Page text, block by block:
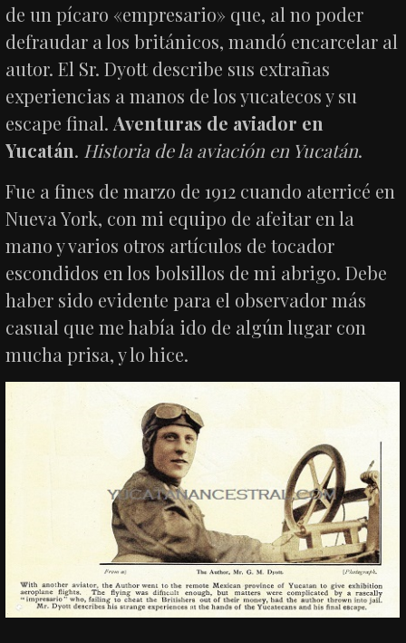
de un pícaro «empresario» que, al no poder
defraudar a los británicos, mandó encarcelar al
autor. El Sr. Dyott describe sus extrañas
experiencias a manos de los yucatecos y su
escape final. Aventuras de aviador en
Yucatán. Historia de la aviación en Yucatán.
Fue a fines de marzo de 1912 cuando aterricé en
Nueva York, con mi equipo de afeitar en la
mano y varios otros artículos de tocador
escondidos en los bolsillos de mi abrigo. Debe
haber sido evidente para el observador más
casual que me había ido de algún lugar con
mucha prisa, y lo hice.